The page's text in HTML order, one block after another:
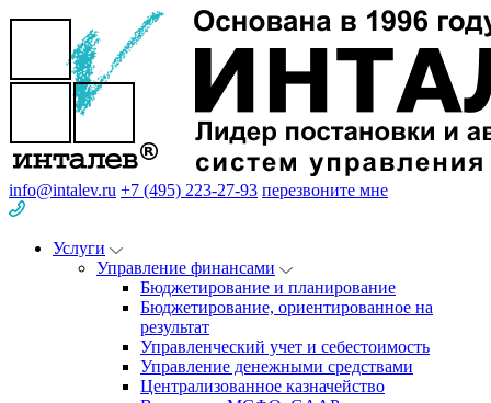
info@intalev.ru +7 (495) 223-27-93 перезвоните мне
Услуги
Управление финансами
Бюджетирование и планирование
Бюджетирование, ориентированное на
результат
Управленческий учет и себестоимость
Управление денежными средствами
Централизованное казначейство